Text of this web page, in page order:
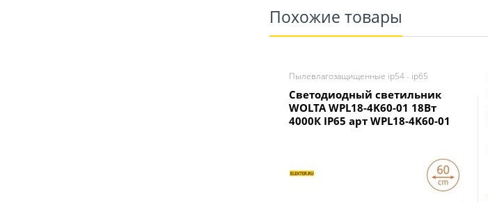
Похожие товары
Пылевлагозащищенные ip54 - ip65
Светодиодный светильник
WOLTA WPL18-4K60-01 18Вт
4000К IP65 арт WPL18-4K60-01